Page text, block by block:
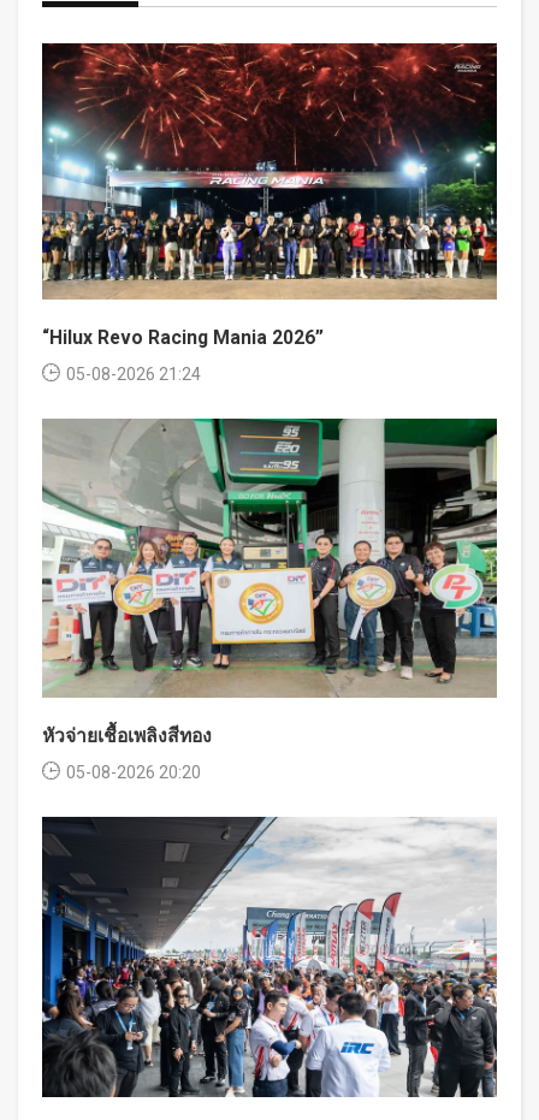
“Hilux Revo Racing Mania 2026”
05-08-2026 21:24
หัวจ่ายเชื้อเพลิงสีทอง
05-08-2026 20:20